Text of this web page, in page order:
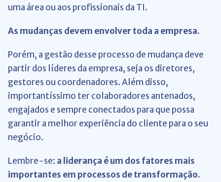
uma área ou aos profissionais da TI.
As mudanças devem envolver toda a empresa.
Porém, a gestão desse processo de mudança deve
partir dos líderes da empresa, seja os diretores,
gestores ou coordenadores. Além disso,
importantíssimo ter colaboradores antenados,
engajados e sempre conectados para que possa
garantir a melhor experiência do cliente para o seu
negócio.
Lembre-se: a liderança é um dos fatores mais
importantes em processos de transformação.